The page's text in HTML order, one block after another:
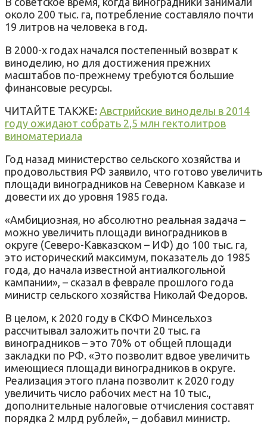
около 200 тыс. га, потребление составляло почти
19 литров на человека в год.
В 2000-х годах начался постепенный возврат к
виноделию, но для достижения прежних
масштабов по-прежнему требуются большие
финансовые ресурсы.
ЧИТАЙТЕ ТАКЖЕ: Австрийские виноделы в 2014
году ожидают собрать 2,5 млн гектолитров
виноматериала
Год назад министерство сельского хозяйства и
продовольствия РФ заявило, что готово увеличить
площади виноградников на Северном Кавказе и
довести их до уровня 1985 года.
«Амбициозная, но абсолютно реальная задача –
можно увеличить площади виноградников в
округе (Северо-Кавказском – ИФ) до 100 тыс. га,
это исторический максимум, показатель до 1985
года, до начала известной антиалкогольной
кампании» , – сказал в феврале прошлого года
министр сельского хозяйства Николай Федоров.
В целом, к 2020 году в СКФО Минсельхоз
рассчитывал заложить почти 20 тыс. га
виноградников – это 70% от общей площади
закладки по РФ. «Это позволит вдвое увеличить
имеющиеся площади виноградников в округе.
Реализация этого плана позволит к 2020 году
увеличить число рабочих мест на 10 тыс.,
дополнительные налоговые отчисления составят
порядка 2 млрд рублей» , – добавил министр.